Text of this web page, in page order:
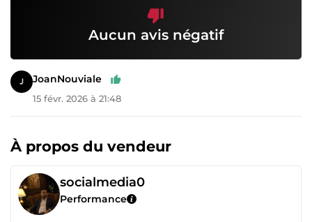
Aucun avis négatif
JoanNouviale
15 févr. 2026 à 21:48
À propos du vendeur
socialmedia0
Performance